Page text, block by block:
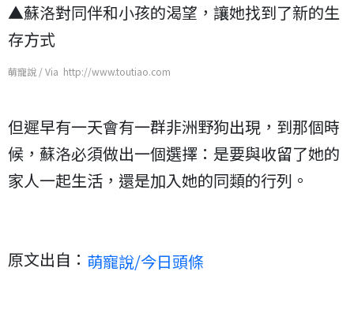
▲蘇洛對同伴和小孩的渴望，讓她找到了新的生
存方式
萌寵說 / Via http://www.toutiao.com
但遲早有一天會有一群非洲野狗出現，到那個時
候，蘇洛必須做出一個選擇：是要與收留了她的
家人一起生活，還是加入她的同類的行列。
原文出自： 萌寵說/今日頭條